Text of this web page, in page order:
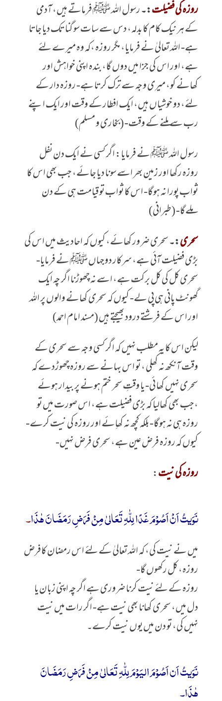
روزہ کی فضیلت:۔رسول اللہ ﷺ فرماتے ہیں، آدمی
کے ہر نیک کام کا بدلہ، دس سے سات سو گنا تک دیا جاتا
ہے- اللہ تعالیٰ نے فرمایا، مگر روزہ ،کہ وہ میرے لئے
ہے، اور اس کی جزا میں دوں گا، بندہ اپنی خواہش اور
کھانے کو، میری وجہ سے ترک کرتا ہے- روزہ دار کے
لئے، دو خوشیاں ہیں، ایک افطار کے وقت اور ایک اپنے
رب سے ملنے کے وقت- (بخاری و مسلم)
رسول اللہ ﷺ نے فرمایا: اگر کسی نے ایک دن نفل
روزہ رکھا اور زمین بھر اسے سونا دیا جائے، جب بھی اس کا
ثواب پورا نہ ہوگا- اس کا ثواب تو قیامت ہی کے دن
ملےگا- (طبرانی)
سحری:۔سحری ضرور کھائے، کیوں کہ احادیث میں اس کی
بڑی فضیلت آئی ہے، سرکار دوجہاں ﷺ نے فرمایا-
سحری کل کی کل برکت ہے، اسے نہ چھوڑنا اگر چہ ایک
گھونٹ پانی ہی پی لے- کیوں کہ سحری کھانے والوں پر اللہ
اور اس کے فرشتے درود بھیجتے ہیں (مسند امام احمد)
لیکن اس کا یہ مطلب نہیں کہ اگر کسی وجہ سے سحری کے
وقت آنکھ نہ کھلی ، تو اس بہانے سے روزہ چھوڑدے کہ
سحری نہیں کھا ئی- یا وقتِ سحر ختم ہونے پر بیدار ہوئے
،جب بھی کھالیا کہ بڑی فضیلت ہے، اس صورت میں تو
روزہ ہی نہ ہوگا- بلکہ کچھ نہ کھاِئے اور روزہ کی نیت کرے-
کیوں کہ روزہ فرض عین ہے، سحری فرض نہیں-
روزہ کی نیت:
نَوَیتُ اَنْ اَصُوْمَ غَدًا لِلّٰهِ تَعَالیٰ مِنْ فَرَضِ رَمَضَانَ ھٰذَا۔
میں نے نیت کی، کہ اللہ تعالیٰ کے لئے اس رمضان کافرض
روزہ، کل رکھوں گا-
روزہ کے لئے نیت کرنا ضروری ہے اگر چہ اپنی زبان یا
دل میں، سحری کھانا بھی نیت ہے- اگر رات میں نیت
نہیں کی، تو دن میں یوں نیت کرے۔
نَوَیتُ اَن اَصُوْمَ الیَوْمَ لِلّٰهِ تَعَالیٰ مِنْ فَرَضِ رَمَضَانَ
ھٰذَا۔